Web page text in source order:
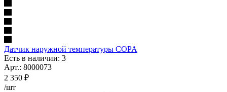
Датчик наружной температуры COPA
Есть в наличии: 3
Арт.: 8000073
2 350 ₽
/шт